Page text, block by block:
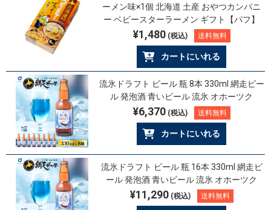
ーメン味×1個 北海道 土産 おやつカンパニ
ー ベビースターラーメン ギフト【パフ】
¥1,480(税込) 送料無料
カートにいれる
流氷ドラフト ビール 瓶 8本 330ml 網走ビー
ル 発泡酒 青いビール 流氷 オホーツク
¥6,370(税込) 送料無料
カートにいれる
流氷ドラフト ビール 瓶 16本 330ml 網走ビ
ール 発泡酒 青いビール 流氷 オホーツク
¥11,290(税込) 送料無料